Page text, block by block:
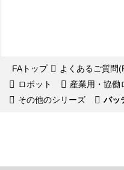
FAトップ よくあるご質問
ロボット
産業用・協働
その他のシリーズ
バッ